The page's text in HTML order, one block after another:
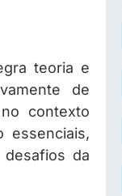
teoria e
de
contexto
essenciais,
da